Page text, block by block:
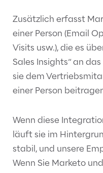
Zusätzlich erfasst
einer Person (Email
Visits usw.), die es
Sales Insights“ an
sie dem
einer Person
Wenn diese
läuft sie im
stabil, und unsere
Wenn Sie Marketo